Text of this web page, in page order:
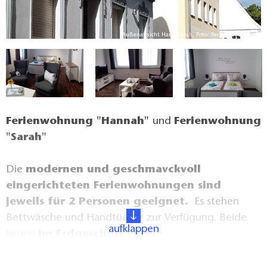
Außenansicht Haus Sarah, Foto: Ferienhaus Sarah
Ferienwohnung "Hannah" und Ferienwohnung
"Sarah"
Die modernen und geschmavckvoll
eingerichteten Ferienwohnungen sind
jeweils für 2 Personen geeignet. Es stehen
Bettwäsche und Handtücher zur Verfügung. Beide
im Erdgeschoss eines
aufklappen